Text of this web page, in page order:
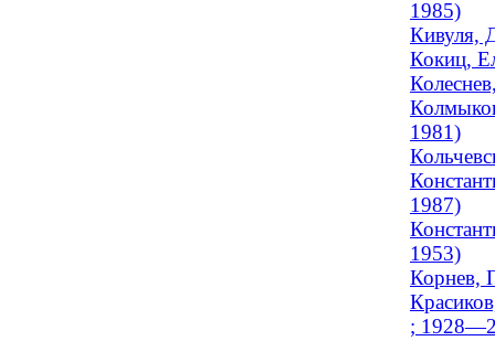
1985)
Кивуля,
Кокиц,
1981)
1987)
1953)
Корнев,
;